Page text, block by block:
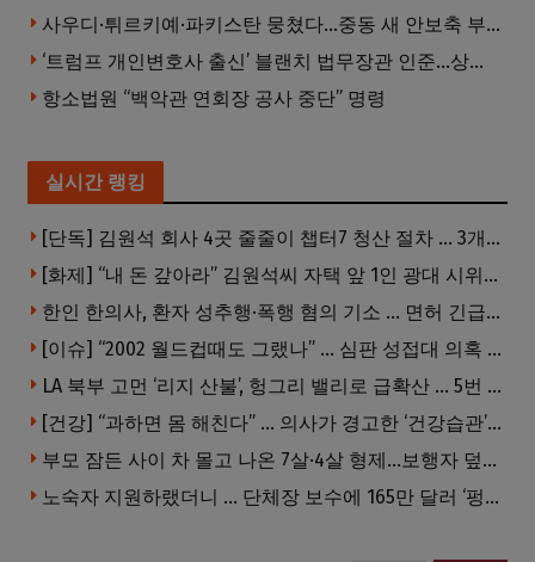
사우디·튀르키예·파키스탄 뭉쳤다…중동 새 안보축 부상하나
‘트럼프 개인변호사 출신’ 블랜치 법무장관 인준…상원 50대49 가결
항소법원 “백악관 연회장 공사 중단” 명령
실시간 랭킹
[단독] 김원석 회사 4곳 줄줄이 챕터7 청산 절차 … 3개 법인 같은 날 동시 파산 신청
[화제] “내 돈 갚아라” 김원석씨 자택 앞 1인 광대 시위 … 한인 투자사, “108만 달러 못받아”
한인 한의사, 환자 성추행·폭행 혐의 기소 … 면허 긴급정지
[이슈] “2002 월드컵때도 그랬나” … 심판 성접대 의혹 해외로 일파만파, 4강 신화까지 불똥
LA 북부 고먼 ‘리지 산불’, 헝그리 밸리로 급확산 … 5번 Fwy 양방향 전면 폐쇄
[건강] “과하면 몸 해친다” … 의사가 경고한 ‘건강습관’ 5가지
부모 잠든 사이 차 몰고 나온 7살·4살 형제…보행자 덮쳐 중태
노숙자 지원하랬더니 … 단체장 보수에 165만 달러 ‘펑펑’